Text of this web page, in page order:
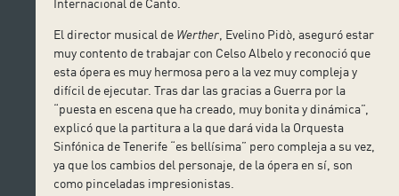
El director musical de Werther , Evelino Pidò, aseguró estar
muy contento de trabajar con Celso Albelo y reconoció que
esta ópera es muy hermosa pero a la vez muy compleja y
difícil de ejecutar. Tras dar las gracias a Guerra por la
“puesta en escena que ha creado, muy bonita y dinámica”,
explicó que la partitura a la que dará vida la Orquesta
Sinfónica de Tenerife “es bellísima” pero compleja a su vez,
ya que los cambios del personaje, de la ópera en sí, son
como pinceladas impresionistas.